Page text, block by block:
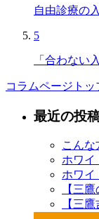
自由診療の
5
「合わない
コラムページトッ
最近の投
こん
ホワイ
ホワイ
【三
【三